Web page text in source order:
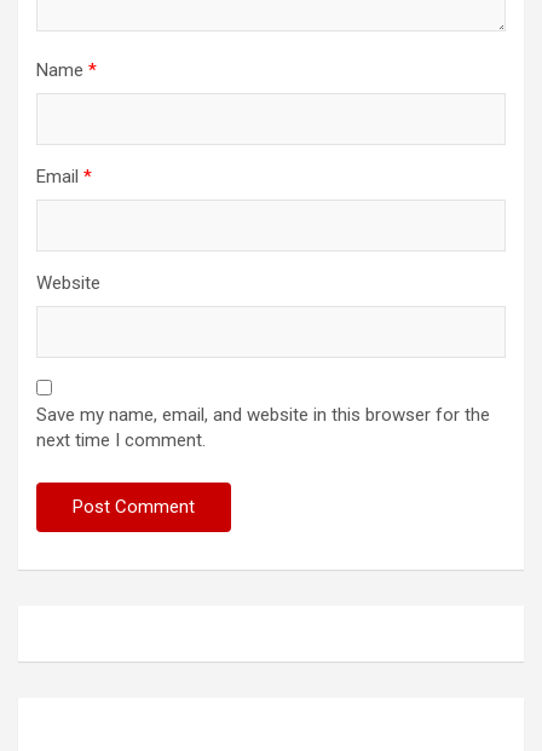
Name *
Email *
Website
Save my name, email, and website in this browser for the
next time I comment.